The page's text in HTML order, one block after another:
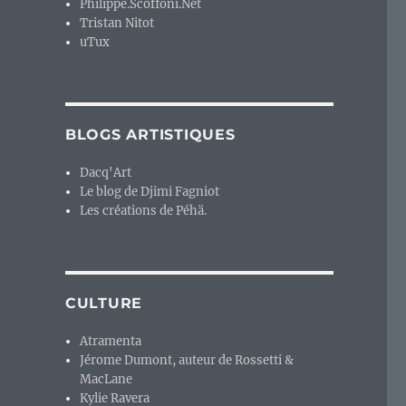
Philippe.Scoffoni.Net
Tristan Nitot
uTux
BLOGS ARTISTIQUES
Dacq'Art
Le blog de Djimi Fagniot
Les créations de Péhä.
CULTURE
Atramenta
Jérome Dumont, auteur de Rossetti &
MacLane
Kylie Ravera